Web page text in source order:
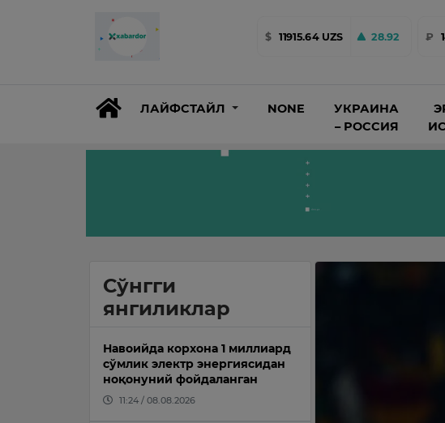
$ 11915.64 UZS 28.92 ₽
ЛАЙФСТАЙЛ NONE
УКРАИНА
– РОССИЯ
Сўнгги
янгиликлар
Навоийда корхона 1 миллиард
сўмлик электр энергиясидан
ноқонуний фойдаланган
11:24 / 08.08.2026